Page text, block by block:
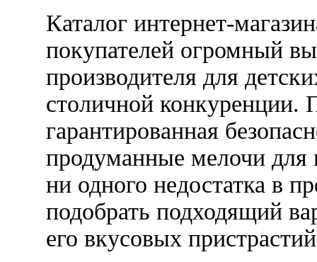
Каталог интернет-
покупателей огромный
производителя для
столичной конкуренции.
гарантированная
продуманные мелочи для
ни одного недостатка в
подобрать подходящий
его вкусовых